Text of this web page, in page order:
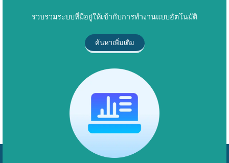
รวบรวมระบบที่มีอยู่ให้เข้ากับการทำงานแบบอัตโนมัติ
ค้นหาเพิ่มเติม